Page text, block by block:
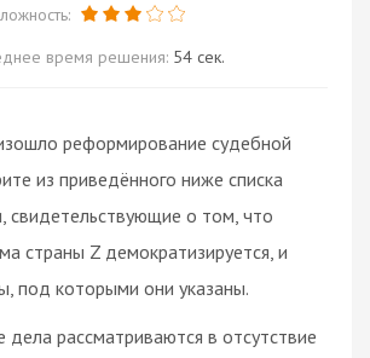
время решения: 54 сек.
реформирование судебной
из приведённого ниже списка
свидетельствующие о том, что
страны Z демократизируется, и
под которыми они указаны.
дела рассматриваются в отсутствие